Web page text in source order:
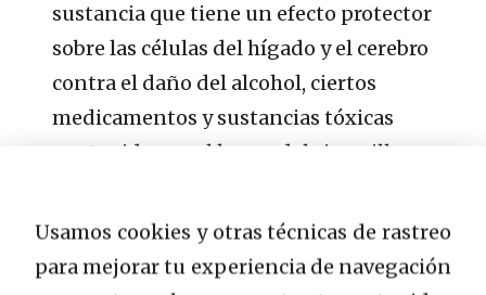
sustancia que tiene un efecto protector
sobre las células del hígado y el cerebro
contra el daño del alcohol, ciertos
medicamentos y sustancias tóxicas
contenidas en el humo del cigarrillo.
Indicaciones.
Usamos cookies y otras técnicas de rastreo
para mejorar tu experiencia de navegación